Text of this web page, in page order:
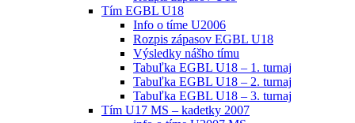
Tím EGBL U18
Info o tíme U2006
Rozpis zápasov EGBL U18
Výsledky nášho tímu
Tabuľka EGBL U18 – 1. turnaj
Tabuľka EGBL U18 – 2. turnaj
Tabuľka EGBL U18 – 3. turnaj
Tím U17 MS – kadetky 2007